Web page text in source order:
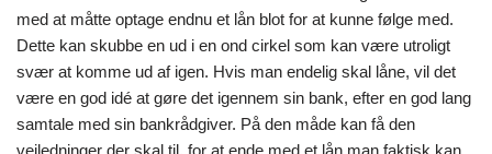
med at måtte optage endnu et lån blot for at kunne følge med.
Dette kan skubbe en ud i en ond cirkel som kan være utroligt
svær at komme ud af igen. Hvis man endelig skal låne, vil det
være en god idé at gøre det igennem sin bank, efter en god lang
samtale med sin bankrådgiver. På den måde kan få den
vejledninger der skal til, for at ende med et lån man faktisk kan